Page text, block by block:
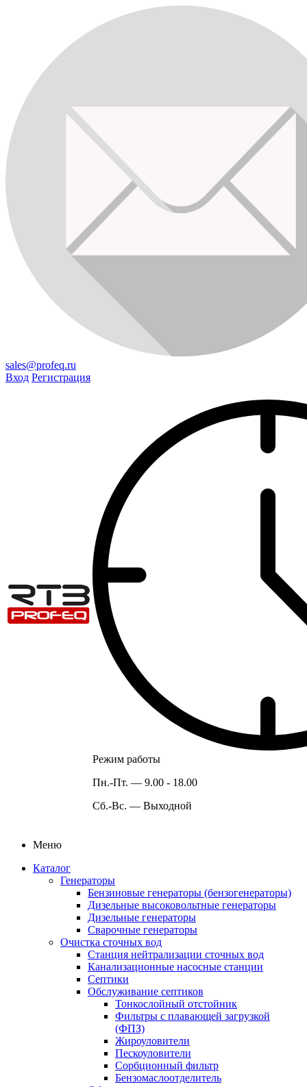
sales@profeq.ru
Вход Регистрация
Режим работы
Пн.-Пт. — 9.00 - 18.00
Сб.-Вс. — Выходной
Меню
Каталог
Генераторы
Бензиновые генераторы (бензогенераторы)
Дизельные высоковольтные генераторы
Дизельные генераторы
Сварочные генераторы
Очистка сточных вод
Станция нейтрализации сточных вод
Канализационные насосные станции
Септики
Обслуживание септиков
Тонкослойный отстойник
Фильтры с плавающей загрузкой
(ФПЗ)
Жироуловители
Пескоуловители
Сорбционный фильтр
Бензомаслоотделитель